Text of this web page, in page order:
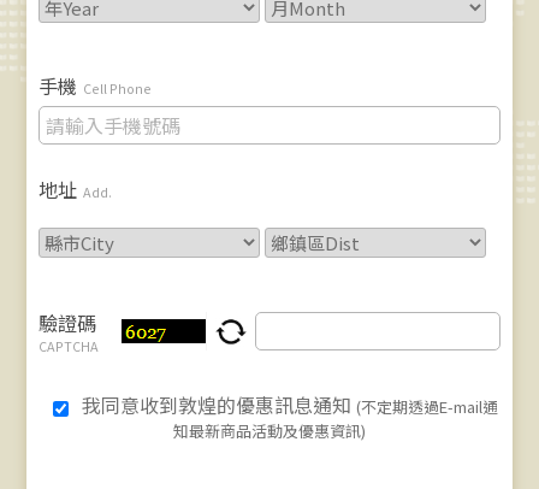
手機 Cell Phone
地址 Add.
驗證碼
CAPTCHA
我同意收到敦煌的優惠訊息通知 (不定期透過E-mail通
知最新商品活動及優惠資訊)